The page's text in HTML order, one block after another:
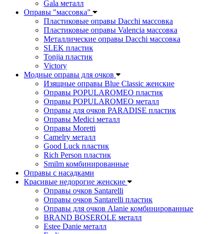
Gala металл
Оправы "массовка"
Пластиковые оправы Dacchi массовка
Пластиковые оправы Valencia массовка
Металлические оправы Dacchi массовка
SLEK пластик
Tonjia пластик
Victory
Модные оправы для очков
Изящные оправы Blue Classic женские
Оправы POPULAROMEO пластик
Оправы POPULAROMEO металл
Оправы для очков PARADISE пластик
Оправы Medici металл
Оправы Moretti
Camelry металл
Good Luck пластик
Rich Person пластик
Smilm комбинированные
Оправы с насадками
Красивые недорогие женские
Оправы очков Santarelli
Оправы очков Santarelli пластик
Оправы для очков Alanie комбинированные
BRAND BOSEROLE металл
Estee Danie металл